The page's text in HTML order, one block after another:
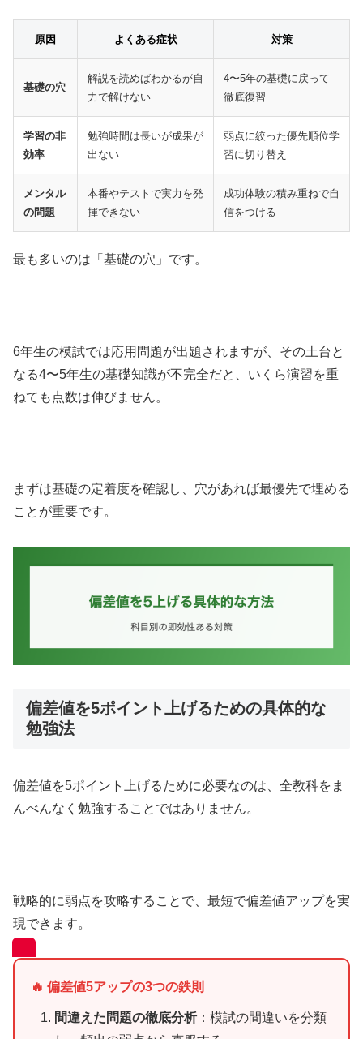
原因 よくある症状 対策
基礎の穴
解説を読めばわかるが自
力で解けない
4〜5年の基礎に戻って
徹底復習
学習の非
効率
勉強時間は長いが成果が
出ない
弱点に絞った優先順位学
習に切り替え
メンタル
の問題
本番やテストで実力を発
揮できない
成功体験の積み重ねで自
信をつける
最も多いのは「基礎の穴」です。
6年生の模試では応用問題が出題されますが、その土台と
なる4〜5年生の基礎知識が不完全だと、いくら演習を重
ねても点数は伸びません。
まずは基礎の定着度を確認し、穴があれば最優先で埋める
ことが重要です。
偏差値を5ポイント上げるための具体的な
勉強法
偏差値を5ポイント上げるために必要なのは、全教科をま
んべんなく勉強することではありません。
戦略的に弱点を攻略することで、最短で偏差値アップを実
現できます。
🔥 偏差値5アップの3つの鉄則
間違えた問題の徹底分析：模試の間違いを分類